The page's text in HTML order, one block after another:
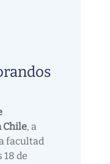
Chile, a
facultad
de